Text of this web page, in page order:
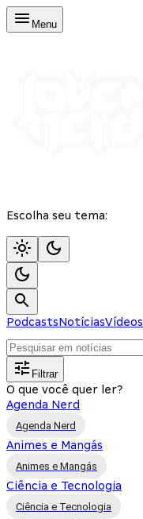
Menu
Escolha seu tema:
PodcastsNotíciasVídeos
Filtrar
O que você quer ler?
Agenda Nerd
Agenda Nerd
Animes e Mangás
Animes e Mangás
Ciência e Tecnologia
Ciência e Tecnologia